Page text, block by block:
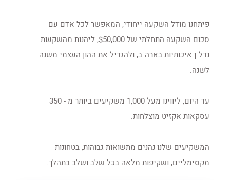
פיתחנו מודל השקעה ייחודי, המאפשר לכל אדם עם
סכום השקעה התחלתי של $50,000, ליהנות מהשקעות
נדל"ן איכותיות בארה"ב, ולהגדיל את ההון העצמי משנה
לשנה.
עד היום, ליווינו מעל 1,000 משקיעים ביותר מ - 350
עסקאות אקזיט מוצלחות.
המשקיעים שלנו נהנים מתשואות גבוהות, בטחונות
מקסימליים, ושקיפות מלאה בכל שלב ושלב בתהלך.